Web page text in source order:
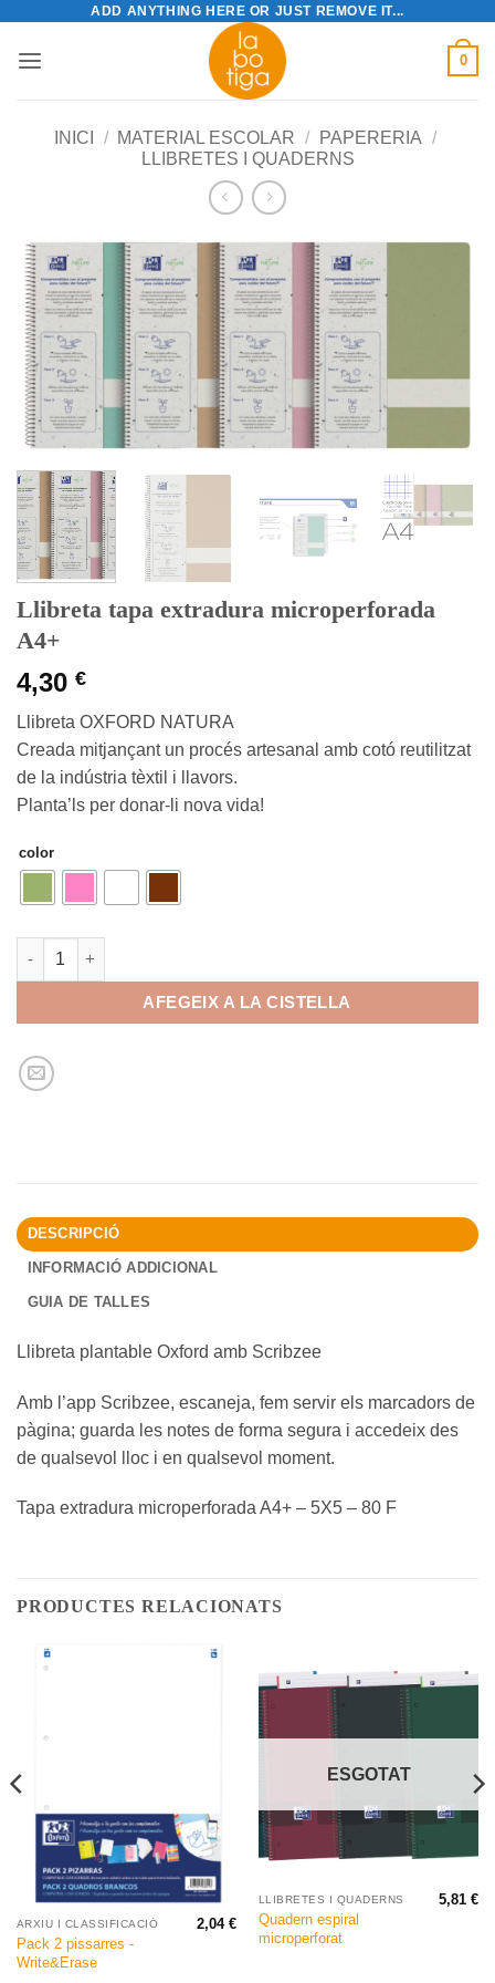
content
ADD ANYTHING HERE OR JUST REMOVE IT...
0
INICI / MATERIAL ESCOLAR / PAPERERIA /
LLIBRETES I QUADERNS
Llibreta tapa extradura microperforada
A4+
4,30 €
Llibreta OXFORD NATURA
Creada mitjançant un procés artesanal amb cotó reutilitzat
de la indústria tèxtil i llavors.
Planta’ls per donar-li nova vida!
color
quantitat de Llibreta tapa extradura microperforada A4+
AFEGEIX A LA CISTELLA
DESCRIPCIÓ
INFORMACIÓ ADDICIONAL
GUIA DE TALLES
Llibreta plantable Oxford amb Scribzee
Amb l’app Scribzee, escaneja, fem servir els marcadors de
pàgina; guarda les notes de forma segura i accedeix des
de qualsevol lloc i en qualsevol moment.
Tapa extradura microperforada A4+ – 5X5 – 80 F
PRODUCTES RELACIONATS
ARXIU I CLASSIFICACIÓ
Pack 2 pissarres -
Write&Erase
2,04€
ESGOTAT
LLIBRETES I QUADERNS
Quadern espiral
microperforat
5,81€